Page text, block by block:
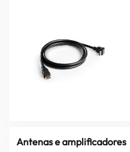
Antenas e amplificadores